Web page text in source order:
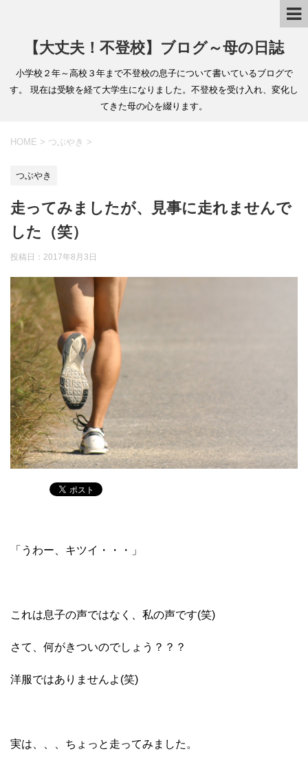
【大丈夫！不登校】ブログ～母の日誌
小学校２年～高校３年まで不登校の息子について書いているブログで
す。 現在は受験を経て大学生になりました。不登校を受け入れ、変化し
てきた母の心を綴ります。
HOME > つぶやき >
つぶやき
走ってみましたが、見事に走れませんで
した（笑）
投稿日：2017年8月3日
「うわー、キツイ・・・」
これは息子の声ではなく、私の声です(笑)
さて、何がきついのでしょう？？？
洋服ではありませんよ(笑)
実は、、、ちょっと走ってみました。